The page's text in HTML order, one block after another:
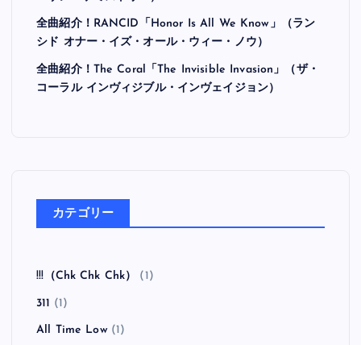
全曲紹介！RANCID「Honor Is All We Know」（ラン
シド オナー・イズ・オール・ウィー・ノウ）
全曲紹介！The Coral「The Invisible Invasion」（ザ・
コーラル インヴィジブル・インヴェイジョン）
カテゴリー
!!!（Chk Chk Chk） (1)
311 (1)
All Time Low(1)